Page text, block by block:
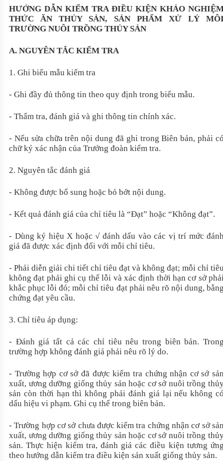
HƯỚNG DẪN KIỂM TRA ĐIỀU KIỆN KHẢO
THỨC ĂN THỦY SẢN, SẢN PHẨM XỬ LÝ
TRƯỜNG NUÔI TRỒNG THỦY SẢN
A. NGUYÊN TẮC KIỂM TRA
1. Ghi biểu mẫu kiểm tra
- Ghi đầy đủ thông tin theo quy định trong biểu mẫu.
- Thẩm tra, đánh giá và ghi thông tin chính xác.
- Nếu sửa chữa trên nội dung đã ghi trong Biên bản, phải
chữ ký xác nhận của Trưởng đoàn kiểm tra.
2. Nguyên tắc đánh giá
- Không được bổ sung hoặc bỏ bớt nội dung.
- Kết quả đánh giá của chỉ tiêu là “Đạt” hoặc “Không đạt”.
- Dùng ký hiệu X hoặc √ đánh dấu vào các vị trí mức
giá đã được xác định đối với mỗi chỉ tiêu.
- Phải diễn giải chi tiết chỉ tiêu đạt và không đạt; mỗi chỉ
không đạt phải ghi cụ thể lỗi và xác định thời hạn cơ sở
khắc phục lỗi đó; mỗi chỉ tiêu đạt phải nêu rõ nội dung,
chứng đạt yêu cầu.
3. Chỉ tiêu áp dụng:
- Đánh giá tất cả các chỉ tiêu nêu trong biên bản.
trường hợp không đánh giá phải nêu rõ lý do.
- Trường hợp cơ sở đã được kiểm tra chứng nhận cơ sở
xuất, ương dưỡng giống thủy sản hoặc cơ sở nuôi trồng
sản còn thời hạn thì không phải đánh giá lại nếu không
dấu hiệu vi phạm. Ghi cụ thể trong biên bản.
- Trường hợp cơ sở chưa được kiểm tra chứng nhận cơ sở
xuất, ương dưỡng giống thủy sản hoặc cơ sở nuôi trồng
sản. Thực hiện kiểm tra, đánh giá các điều kiện tương
theo hướng dẫn kiểm tra điều kiện sản xuất giống thủy sản.